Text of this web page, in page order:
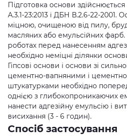
Підготовка основи
А.3.1-23:2013 і ДБН В.2.6-22-2001.
міцною, очищеною від пилу,
масляних або емульсійних
роботах перед нанесенням
необхідно неміцні ділянки
Гіпсові основи і основи зі
цементно-вапняними і
штукатурками необхідно
однією з глибокопроникаючих
нанести адгезійну емульсію і
висихання (3 - 6 годин).
Спосіб застосування